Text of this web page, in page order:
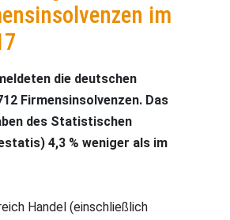
im
die deutschen
Firmensinsolvenzen. Das
des Statistischen
4,3 % weniger als im
Handel (einschließlich